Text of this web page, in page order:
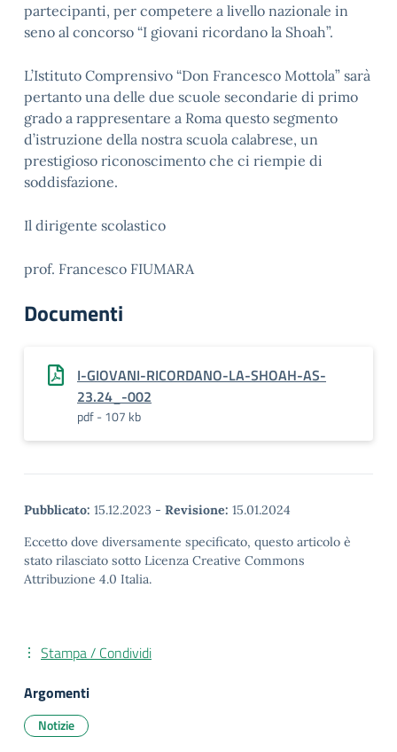
partecipanti, per competere a livello nazionale in
seno al concorso “I giovani ricordano la Shoah”.
L’Istituto Comprensivo “Don Francesco Mottola” sarà
pertanto una delle due scuole secondarie di primo
grado a rappresentare a Roma questo segmento
d’istruzione della nostra scuola calabrese, un
prestigioso riconoscimento che ci riempie di
soddisfazione.
Il dirigente scolastico
prof. Francesco FIUMARA
Documenti
I-GIOVANI-RICORDANO-LA-SHOAH-AS-
23.24_-002
pdf - 107 kb
Pubblicato: 15.12.2023 - Revisione: 15.01.2024
Eccetto dove diversamente specificato, questo articolo è
stato rilasciato sotto Licenza Creative Commons
Attribuzione 4.0 Italia.
Stampa / Condividi
Argomenti
Notizie